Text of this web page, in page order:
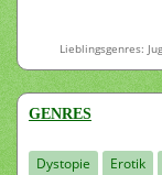
Lieblingsgenres:
GENRES
Dystopie Erotik